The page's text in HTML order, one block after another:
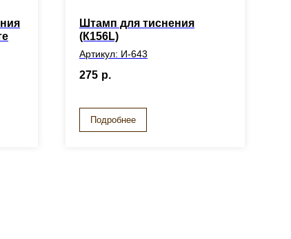
Штамп для тиснения
(К156L)
Артикул: И-643
275 р.
Подробнее